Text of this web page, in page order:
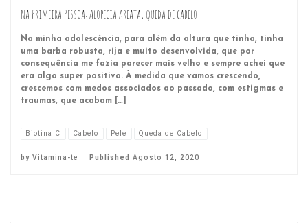
Na Primeira Pessoa: Alopecia Areata, queda de cabelo
Na minha adolescência, para além da altura que tinha, tinha
uma barba robusta, rija e muito desenvolvida, que por
consequência me fazia parecer mais velho e sempre achei que
era algo super positivo. À medida que vamos crescendo,
crescemos com medos associados ao passado, com estigmas e
traumas, que acabam […]
Biotina C Cabelo Pele Queda de Cabelo
by Vitamina-te Published Agosto 12, 2020